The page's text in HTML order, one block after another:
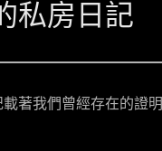
私房日記
著我們曾經存在的證明